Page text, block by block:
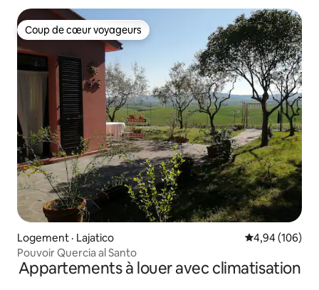
Coup de cœur voyageurs
Coup de cœur voyageurs
Logement · Lajatico Note
4,94 (106)
Pouvoir Quercia al Santo
Appartements à louer avec climatisation